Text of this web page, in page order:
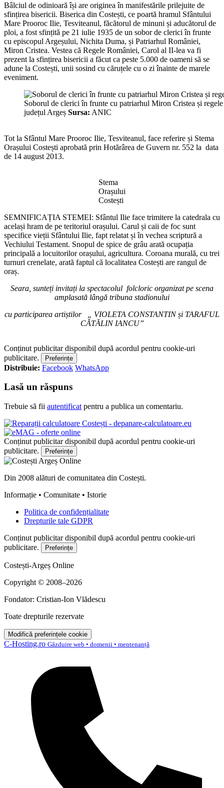
Bâlciul de odinioară își are originea în manifestările prilejuite de
sfințirea bisericii. Biserica din Costești, ce poartă hramul Sfântului
Mare Prooroc Ilie, Tesviteanul, făcătorul de minuni și aducătorul de
ploi, a fost sfințită pe 21 iulie 1935 de un sobor de clerici în frunte
cu episcopul Argeșului, Nichita Duma, și Patriarhul României,
Miron Cristea. Vestea că Regele României, Carol al II-lea va fi
prezent la sfințirea bisericii a făcut ca peste 5.000 de oameni să se
adune la Costești, unii sosind cu căruțele cu o zi înainte de marele
eveniment.
Soborul de clerici în frunte cu patriarhul Miron Cristea și
județul Argeș Sursa: ANIC
Tot la Sfântul Mare Prooroc Ilie, Tesviteanul, face referire și Stema
Orașului Costești aprobată prin Hotărârea de Guvern nr. 552 la data
de 14 august 2013.
Stema
Orașului
Costești
SEMNIFICAȚIA STEMEI: Sfântul Ilie face trimitere la catedrala cu
același hram de pe teritoriul orașului. Carul și caii de foc sunt
specifice vieții Sfântului Ilie, fapt relatat și în vechea scriptură a
Vechiului Testament. Snopul de spice de grâu arată ocupația
principală a locuitorilor orașului, agricultura. Coroana murală, cu trei
turnuri crenelate, arată faptul că localitatea Costești are rangul de
oraș.
Seara, sunteți invitați la spectacolul folcloric organizat pe scena
amplasată lângă tribuna stadionului
cu participarea artiștilor „ VIOLETA CONSTANTIN și TARAFUL
CĂTĂLIN IANCU”
Conținut publicitar disponibil după acordul pentru cookie-uri
publicitare.
Preferințe
Distribuie: Facebook WhatsApp
Lasă un răspuns
Trebuie să fii autentificat pentru a publica un comentariu.
Conținut publicitar disponibil după acordul pentru cookie-uri
publicitare.
Preferințe
Din 2008 alături de comunitatea din Costești.
Informație • Comunitate • Istorie
Politica de confidențialitate
Drepturile tale GDPR
Conținut publicitar disponibil după acordul pentru cookie-uri
publicitare.
Preferințe
Costești-Argeș Online
Copyright © 2008–2026
Fondator: Cristian-Ion Vlădescu
Toate drepturile rezervate
Modifică preferințele cookie
C-Hosting.ro Găzduire web • domenii • mentenanță